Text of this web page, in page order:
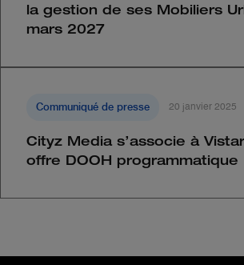
la gestion de ses Mobiliers
mars 2027
Communiqué de presse 20 janvier 2025
Cityz Media s’associe à
offre DOOH programmatique